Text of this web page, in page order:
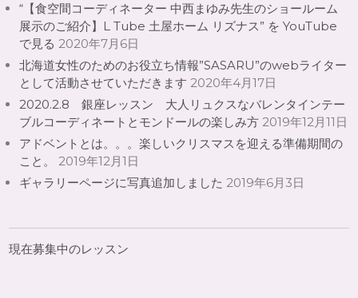
“【食空間コーディネーター 中西まゆみ先生のショールーム
展示のご紹介】L Tube 土屋ホーム リズナス” を YouTube
で見る 2020年7月6日
北海道女性のためのお役立ち情報”SASARU”のwebライター
として活動させていただきます 2020年4月17日
2020.2.8 銀座レッスン 大人リュクスなバレンタインテー
ブルコーディネートとモンドールの楽しみ方 2019年12月11日
アドベントとは。。。楽しいクリスマスを迎える準備期間の
こと。
2019年12月1日
ギャラリーページに写真追加しました 2019年6月3日
現在募集中のレッスン